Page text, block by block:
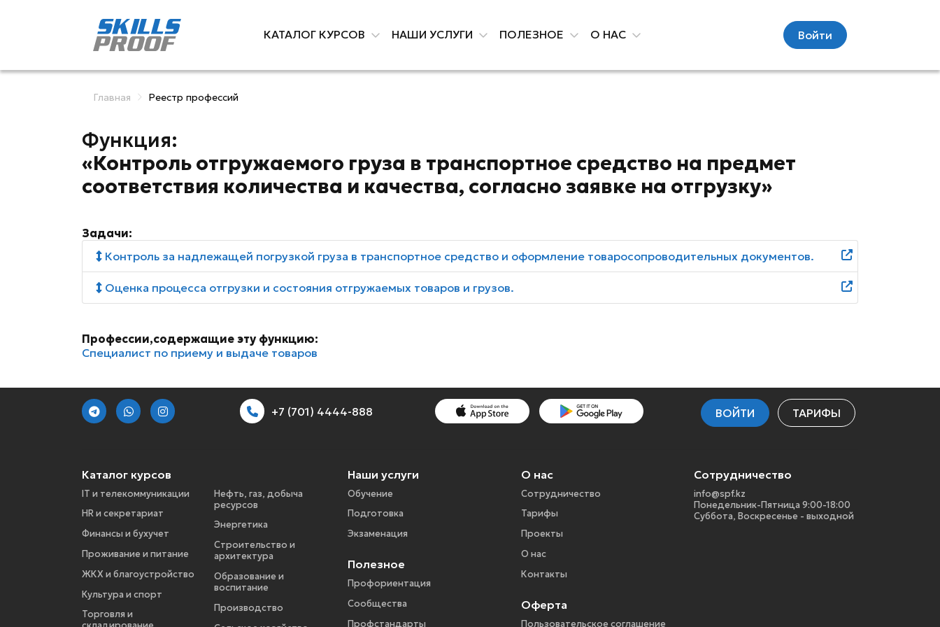
КАТАЛОГ КУРСОВ НАШИ УСЛУГИ ПОЛЕЗНОЕ О НАС Войти
Главная Реестр профессий
Функция:
«Контроль отгружаемого груза в транспортное средство на предмет
соответствия количества и качества, согласно заявке на отгрузку»
Задачи:
Контроль за надлежащей погрузкой груза в транспортное средство и оформление товаросопроводительных документов.
Оценка процесса отгрузки и состояния отгружаемых товаров и грузов.
Профессии,содержащие эту функцию:
Специалист по приему и выдаче товаров
+7 (701) 4444-888 ВОЙТИ ТАРИФЫ
Каталог курсов
IT и телекоммуникации
HR и секретариат
Финансы и бухучет
Проживание и питание
ЖКХ и благоустройство
Культура и спорт
Торговля и
Нефть, газ, добыча
ресурсов
Энергетика
Строительство и
архитектура
Образование и
воспитание
Производство
Наши услуги
Обучение
Подготовка
Экзаменация
Полезное
Профориентация
Сообщества
Профстандарты
О нас
Сотрудничество
Тарифы
Проекты
О нас
Контакты
Оферта
Пользовательское соглашение
Сотрудничество
info@spf.kz
Понедельник-Пятница 9:00-18:00
Суббота, Воскресенье - выходной